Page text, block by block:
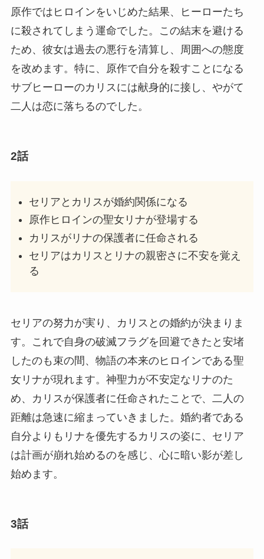
原作ではヒロインをいじめた結果、ヒーローたち
に殺されてしまう運命でした。この結末を避ける
ため、彼女は過去の悪行を清算し、周囲への態度
を改めます。特に、原作で自分を殺すことになる
サブヒーローのカリスには献身的に接し、やがて
二人は恋に落ちるのでした。
2話
セリアとカリスが婚約関係になる
原作ヒロインの聖女リナが登場する
カリスがリナの保護者に任命される
セリアはカリスとリナの親密さに不安を覚え
る
セリアの努力が実り、カリスとの婚約が決まりま
す。これで自身の破滅フラグを回避できたと安堵
したのも束の間、物語の本来のヒロインである聖
女リナが現れます。神聖力が不安定なリナのた
め、カリスが保護者に任命されたことで、二人の
距離は急速に縮まっていきました。婚約者である
自分よりもリナを優先するカリスの姿に、セリア
は計画が崩れ始めるのを感じ、心に暗い影が差し
始めます。
3話